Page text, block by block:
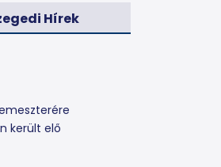
Hírek
került elő